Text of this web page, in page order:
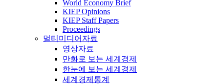
World Economy Brief
KIEP Opinions
KIEP Staff Papers
Proceedings
멀티미디어자료
영상자료
만화로 보는 세계경제
한눈에 보는 세계경제
세계경제통계